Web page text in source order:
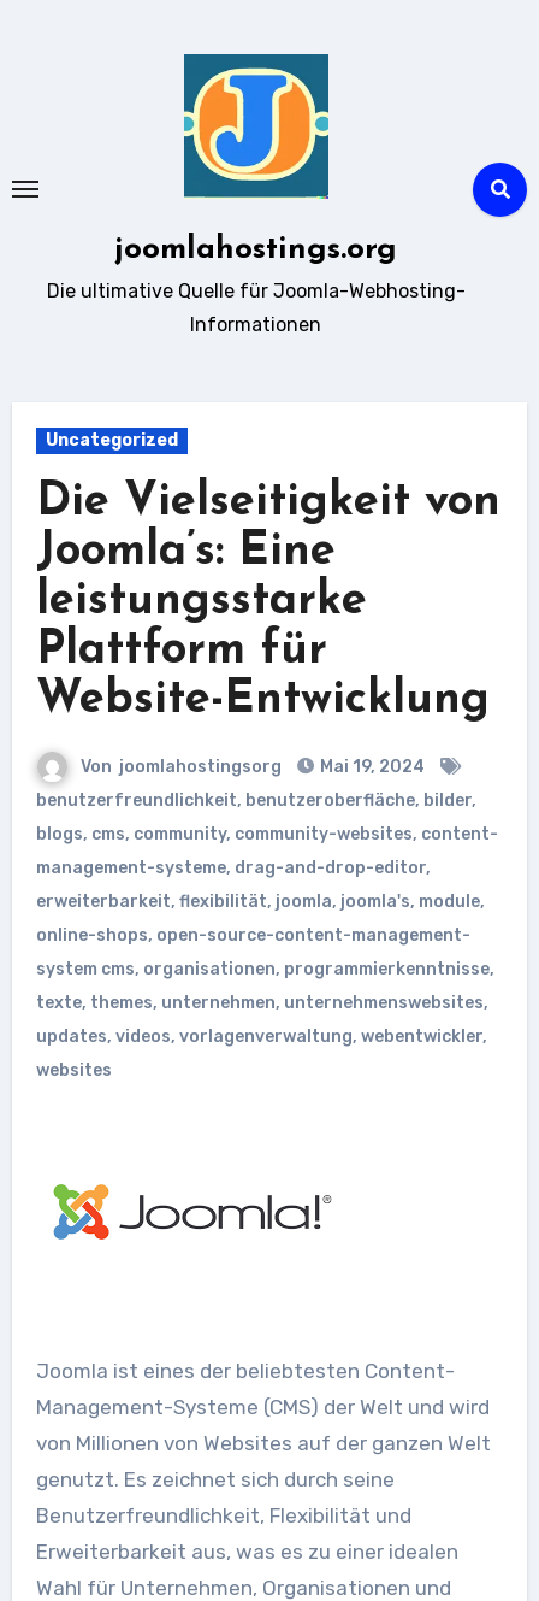
joomlahostings.org
Die ultimative Quelle für Joomla-Webhosting-
Informationen
Uncategorized
Die Vielseitigkeit von
Joomla’s: Eine
leistungsstarke
Plattform für
Website-Entwicklung
Von joomlahostingsorg
Mai 19, 2024
benutzerfreundlichkeit, benutzeroberfläche, bilder,
blogs, cms, community, community-websites, content-
management-systeme, drag-and-drop-editor,
erweiterbarkeit, flexibilität, joomla, joomla's, module,
online-shops, open-source-content-management-
system cms, organisationen, programmierkenntnisse,
texte, themes, unternehmen, unternehmenswebsites,
updates, videos, vorlagenverwaltung, webentwickler,
websites
Joomla ist eines der beliebtesten Content-
Management-Systeme (CMS) der Welt und wird
von Millionen von Websites auf der ganzen Welt
genutzt. Es zeichnet sich durch seine
Benutzerfreundlichkeit, Flexibilität und
Erweiterbarkeit aus, was es zu einer idealen
Wahl für Unternehmen, Organisationen und